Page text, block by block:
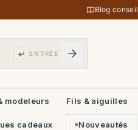
Blog
ENTRÉE
modeleurs Fils & aiguilles
cadeaux Nouveautés